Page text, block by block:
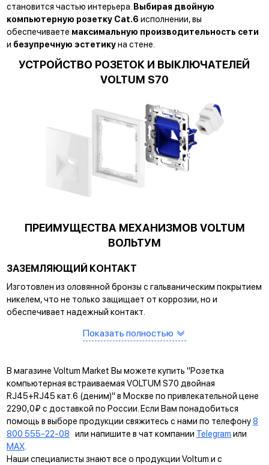
становится частью интерьера. Выбирая двойную
компьютерную розетку Cat.6 исполнении, вы
обеспечиваете максимальную производительность сети
и безупречную эстетикуна стене.
УСТРОЙСТВО РОЗЕТОК И ВЫКЛЮЧАТЕЛЕЙ
VOLTUM S70
ПРЕИМУЩЕСТВА МЕХАНИЗМОВ VOLTUM
ВОЛЬТУМ
ЗАЗЕМЛЯЮЩИЙ КОНТАКТ
Изготовлен из оловянной бронзы с гальваническим покрытием
никелем, что не только защищает от коррозии, но и
обеспечивает надежный контакт.
САМОЗАЖИМНЫЕ КЛЕММЫ
КРЕПЛЕНИЕ EASY CLICK
Обеспечивает быстрое и легкое соединение механизма с
рамкой. Восемь фиксаторов по периметру нивелируют
неровности стены и надежно удерживают конструкцию.
УНИВЕРСАЛЬНЫЙ МОНТАЖ
Показать полностью
В магазине Voltum Market Вы можете купить "Розетка
компьютерная встраиваемая VOLTUM S70 двойная
RJ45+RJ45 кат.6 (деним)" в Москве по привлекательной цене
2290,0₽ с доставкой по России. Если Вам понадобиться
помощь в выборе продукции свяжитесь с нами по телефону8
800 555-22-08 или напишите в чат компании Telegram или
MAX.
Наши специалисты знают все о продукции Voltum и с